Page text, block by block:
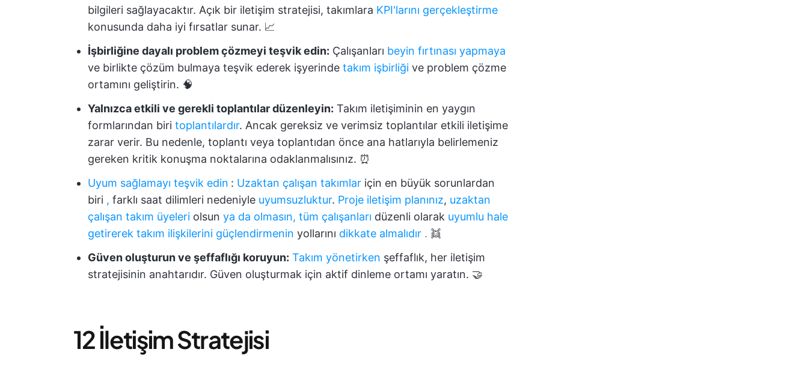
bilgileri sağlayacaktır. Açık bir iletişim stratejisi, takımlara KPI'larını gerçekleştirme
konusunda daha iyi fırsatlar sunar. 📈
İşbirliğine dayalı problem çözmeyi teşvik edin: Çalışanları beyin fırtınası yapmaya
ve birlikte çözüm bulmaya teşvik ederek işyerinde takım işbirliği ve problem çözme
ortamını geliştirin. 🧠
Yalnızca etkili ve gerekli toplantılar düzenleyin: Takım iletişiminin en yaygın
formlarından biri toplantılardır. Ancak gereksiz ve verimsiz toplantılar etkili iletişime
zarar verir. Bu nedenle, toplantı veya toplantıdan önce ana hatlarıyla belirlemeniz
gereken kritik konuşma noktalarına odaklanmalısınız. ⏰
Uyum sağlamayı teşvik edin : Uzaktan çalışan takımlar için en büyük sorunlardan
biri , farklı saat dilimleri nedeniyle uyumsuzluktur. Proje iletişim planınız, uzaktan
çalışan takım üyeleri olsun ya da olmasın, tüm çalışanları düzenli olarak uyumlu hale
getirerek takım ilişkilerini güçlendirmenin yollarını dikkate almalıdır . 👯
Güven oluşturun ve şeffaflığı koruyun: Takım yönetirken şeffaflık, her iletişim
stratejisinin anahtarıdır. Güven oluşturmak için aktif dinleme ortamı yaratın. 🤝
12 İletişim Stratejisi